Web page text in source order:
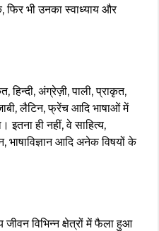
फिर भी उनका स्वाध्याय और
हिन्दी, अंग्रेज़ी, पाली, प्राकृत,
लैटिन, फ्रेंच आदि भाषाओं में
इतना ही नहीं, वे साहित्य,
भाषाविज्ञान आदि अनेक विषयों के
जीवन विभिन्न क्षेत्रों में फैला हुआ